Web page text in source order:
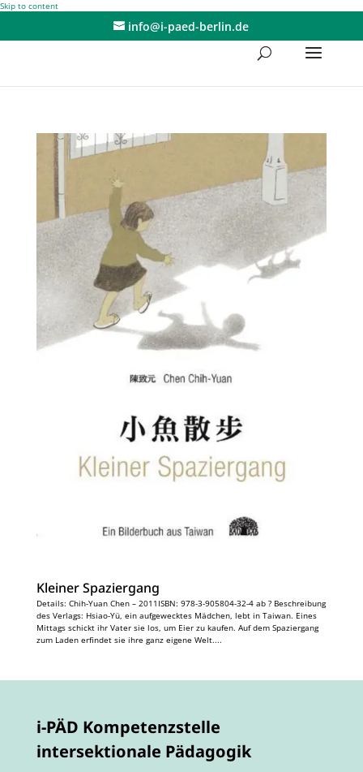
Skip to content
info@i-paed-berlin.de
Kleiner Spaziergang
Details: Chih-Yuan Chen – 2011ISBN: 978-3-905804-32-4 ab ? Beschreibung
des Verlags: Hsiao-Yü, ein aufgewecktes Mädchen, lebt in Taiwan. Eines
Mittags schickt ihr Vater sie los, um Eier zu kaufen. Auf dem Spaziergang
zum Laden erfindet sie ihre ganz eigene Welt....
i-PÄD Kompetenzstelle
intersektionale Pädagogik